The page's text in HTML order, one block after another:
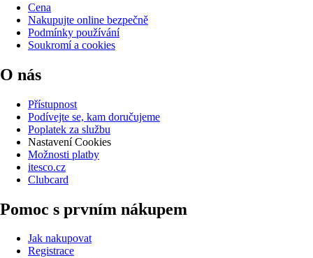
Cena
Nakupujte online bezpečně
Podmínky používání
Soukromí a cookies
O nás
Přístupnost
Podívejte se, kam doručujeme
Poplatek za službu
Nastavení Cookies
Možnosti platby
itesco.cz
Clubcard
Pomoc s prvním nákupem
Jak nakupovat
Registrace